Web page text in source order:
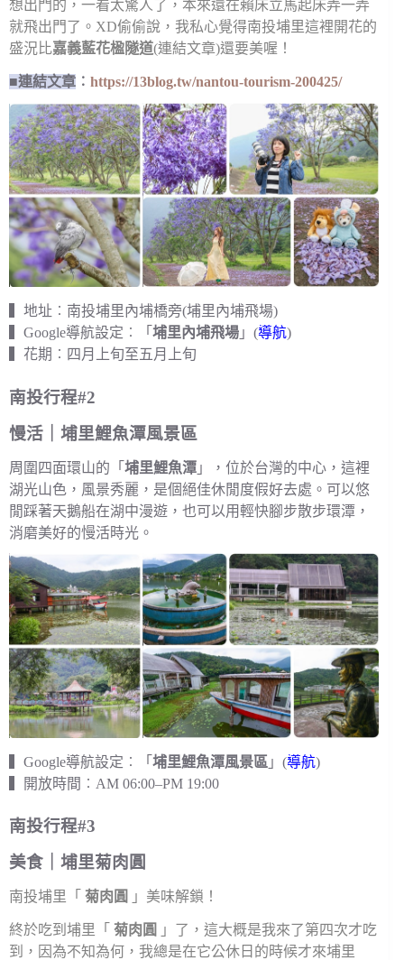
想出門的，一看太驚人了，本來還在賴床立馬起床弄一弄
就飛出門了。XD偷偷說，我私心覺得南投埔里這裡開花的
盛況比嘉義藍花楹隧道(連結文章)還要美喔！
■連結文章 ︰ https://13blog.tw/nantou-tourism-200425/
▍地址︰南投埔里內埔橋旁(埔里內埔飛場)
▍Google導航設定︰「 埔里內埔飛場 」(導航)
▍花期︰四月上旬至五月上旬
南投行程#2
慢活｜埔里鯉魚潭風景區
周圍四面環山的「 埔里鯉魚潭 」，位於台灣的中心，這裡
湖光山色，風景秀麗，是個絕佳休閒度假好去處。可以悠
閒踩著天鵝船在湖中漫遊，也可以用輕快腳步散步環潭，
消磨美好的慢活時光。
▍Google導航設定︰「 埔里鯉魚潭風景區 」(導航)
▍開放時間︰AM 06:00–PM 19:00
南投行程#3
美食｜埔里菊肉圓
南投埔里「 菊肉圓 」美味解鎖！
終於吃到埔里「 菊肉圓 」了，這大概是我來了第四次才吃
到，因為不知為何，我總是在它公休日的時候才來埔里